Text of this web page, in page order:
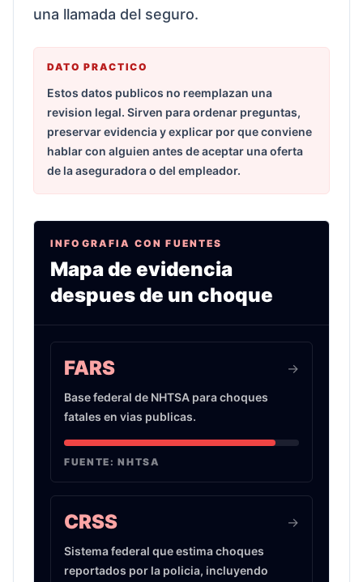
una llamada del seguro.
DATO PRACTICO
Estos datos publicos no reemplazan una
revision legal. Sirven para ordenar preguntas,
preservar evidencia y explicar por que conviene
hablar con alguien antes de aceptar una oferta
de la aseguradora o del empleador.
INFOGRAFIA CON FUENTES
Mapa de evidencia
despues de un choque
FARS
Base federal de NHTSA para choques
fatales en vias publicas.
->
FUENTE:NHTSA
CRSS
Sistema federal que estima choques
reportados por la policia, incluyendo
->